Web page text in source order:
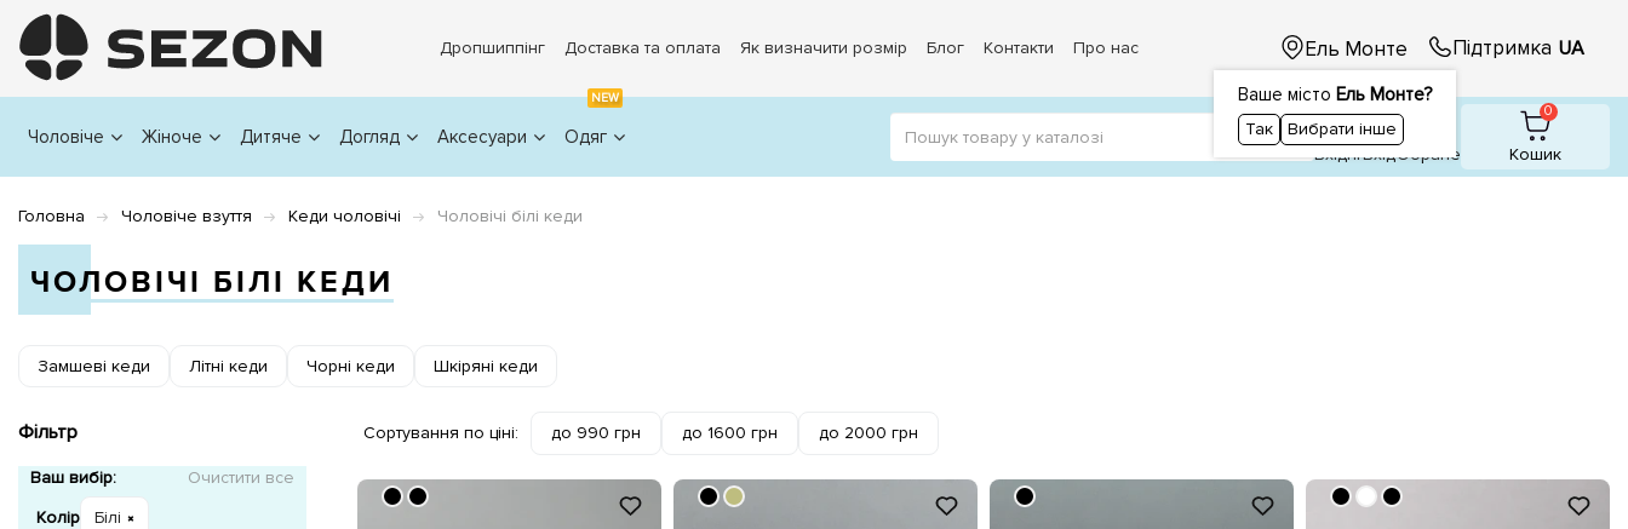
Дропшиппінг Доставка та оплата Як визначити розмір Блог Контакти Про нас Ель Монте
Ваше місто Ель Монте?
Так Вибрати інше
Підтримка UA
Чоловіче Жіноче Дитяче Догляд Аксесуари
NEW
Одяг
1
ВхідніВхiдОбране
0
Кошик
Головна Чоловіче взуття Кеди чоловічі Чоловічі білі кеди
ЧОЛОВІЧІ БІЛІ КЕДИ
Замшеві кеди Літні кеди Чорні кеди Шкіряні кеди
Фільтр
Ваш вибір:
Очистити все
Колір
Білі
Сортування по ціні: до 990 грн до 1600 грн до 2000 грн